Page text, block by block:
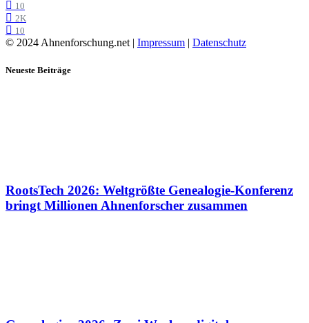
10
2K
10
© 2024 Ahnenforschung.net | Impressum Datenschutz
Neueste Beiträge
RootsTech 2026: Weltgrößte Genealogie-Konferenz
bringt Millionen Ahnenforscher zusammen